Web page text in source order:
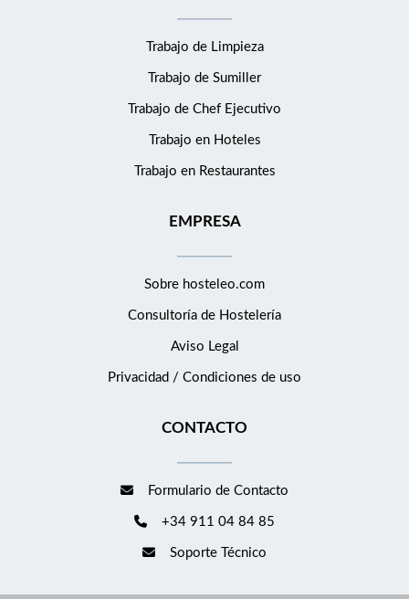
Trabajo de Limpieza
Trabajo de Sumiller
Trabajo de Chef Ejecutivo
Trabajo en Hoteles
Trabajo en Restaurantes
EMPRESA
Sobre hosteleo.com
Consultoría de Hostelería
Aviso Legal
Privacidad / Condiciones de uso
CONTACTO
Formulario de Contacto
+34 911 04 84 85
Soporte Técnico